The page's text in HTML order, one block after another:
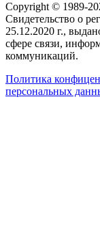
Copyright © 1989-
Свидетельство о
25.12.2020 г.,
сфере связи,
коммуникаций.
Политика
персональных